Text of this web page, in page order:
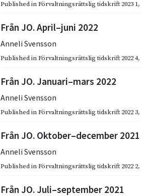
Published inFörvaltningsrättslig tidskrift 2023 1,
Från JO. April–juni 2022
Anneli Svensson
Published inFörvaltningsrättslig tidskrift 2022 4,
Från JO. Januari–mars 2022
Anneli Svensson
Published inFörvaltningsrättslig tidskrift 2022 3,
Från JO. Oktober–december 2021
Anneli Svensson
Published inFörvaltningsrättslig tidskrift 2022 2,
Från JO. Juli–september 2021